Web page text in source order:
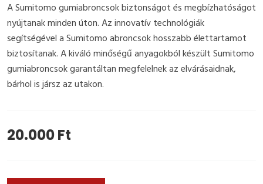
A Sumitomo gumiabroncsok biztonságot és megbízhatóságot
nyújtanak minden úton. Az innovatív technológiák
segítségével a Sumitomo abroncsok hosszabb élettartamot
biztosítanak. A kiváló minőségű anyagokból készült Sumitomo
gumiabroncsok garantáltan megfelelnek az elvárásaidnak,
bárhol is jársz az utakon.
20.000 Ft